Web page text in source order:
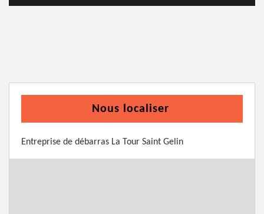
Nous localiser
Entreprise de débarras La Tour Saint Gelin